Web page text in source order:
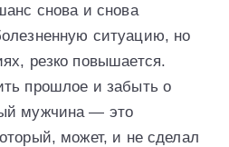
снова и снова
ситуацию, но
резко повышается.
прошлое и забыть о
мужчина — это
может, и не сделал